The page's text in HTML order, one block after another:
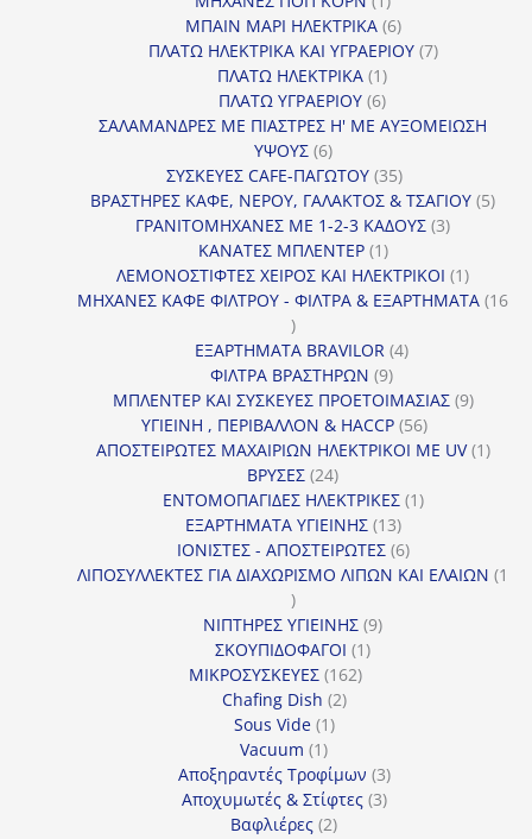
προϊόν
ΜΠΑΙΝ ΜΑΡΙ ΗΛΕΚΤΡΙΚΑ 66
προϊόντα
ΠΛΑΤΩ ΗΛΕΚΤΡΙΚΑ ΚΑΙ ΥΓΡΑΕΡΙΟΥ 77
ΠΛΑΤΩ ΗΛΕΚΤΡΙΚΑ 11
προϊόν
ΠΛΑΤΩ ΥΓΡΑΕΡΙΟΥ 66
προϊόντα
ΣΑΛΑΜΑΝΔΡΕΣ ΜΕ ΠΙΑΣΤΡΕΣ Η' ΜΕ ΑΥΞΟΜΕΙΩΣΗ
ΥΨΟΥΣ 66
προϊόντα
ΣΥΣΚΕΥΕΣ CAFE-ΠΑΓΩΤΟΥ 3535
προϊόντα
ΒΡΑΣΤΗΡΕΣ ΚΑΦΕ, ΝΕΡΟΥ, ΓΑΛΑΚΤΟΣ & ΤΣΑΓΙΟΥ 55
ΓΡΑΝΙΤΟΜΗΧΑΝΕΣ ΜΕ 1-2-3 ΚΑΔΟΥΣ 33
ΚΑΝΑΤΕΣ ΜΠΛΕΝΤΕΡ 11
προϊόν
ΛΕΜΟΝΟΣΤΙΦΤΕΣ ΧΕΙΡΟΣ ΚΑΙ ΗΛΕΚΤΡΙΚΟΙ 11
προϊόν
ΜΗΧΑΝΕΣ ΚΑΦΕ ΦΙΛΤΡΟΥ - ΦΙΛΤΡΑ & ΕΞΑΡΤΗΜΑΤΑ 16
16
προϊόντα
ΕΞΑΡΤΗΜΑΤΑ BRAVILOR 44
ΦΙΛΤΡΑ ΒΡΑΣΤΗΡΩΝ 99
προϊόντα
ΜΠΛΕΝΤΕΡ ΚΑΙ ΣΥΣΚΕΥΕΣ ΠΡΟΕΤΟΙΜΑΣΙΑΣ 99
ΥΓΙΕΙΝΗ , ΠΕΡΙΒΑΛΛΟΝ & HACCP 5656
προϊόντα
ΑΠΟΣΤΕΙΡΩΤΕΣ ΜΑΧΑΙΡΙΩΝ ΗΛΕΚΤΡΙΚΟΙ ΜΕ UV 11
ΒΡΥΣΕΣ 2424
προϊόντα
ΕΝΤΟΜΟΠΑΓΙΔΕΣ ΗΛΕΚΤΡΙΚΕΣ 11
ΕΞΑΡΤΗΜΑΤΑ ΥΓΙΕΙΝΗΣ 1313
προϊόντα
ΙΟΝΙΣΤΕΣ - ΑΠΟΣΤΕΙΡΩΤΕΣ 66
προϊόντα
ΛΙΠΟΣΥΛΛΕΚΤΕΣ ΓΙΑ ΔΙΑΧΩΡΙΣΜΟ ΛΙΠΩΝ ΚΑΙ ΕΛΑΙΩΝ 1
1
προϊόν
ΝΙΠΤΗΡΕΣ ΥΓΙΕΙΝΗΣ 99
ΣΚΟΥΠΙΔΟΦΑΓΟΙ 11
ΜΙΚΡΟΣΥΣΚΕΥΕΣ 162162
Chafing Dish 22
Sous Vide 11
Vacuum 11
προϊόν
Αποξηραντές Τροφίμων 33
προϊόντα
Αποχυμωτές & Στίφτες 33
Βαφλιέρες 22